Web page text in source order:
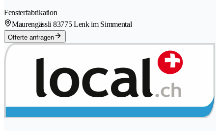
Fensterfabrikation
Maurengässli 83775 Lenk im Simmental
Offerte anfragen